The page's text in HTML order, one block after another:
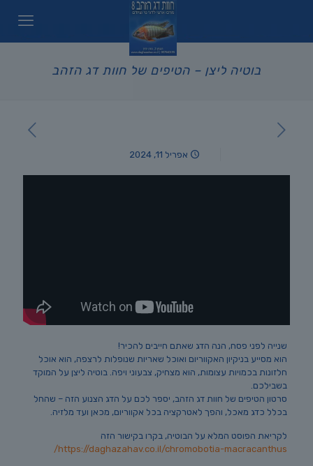
בוטיה ליצן – הטיפים של חוות דג הזהב
אפריל 11, 2024
שנייה לפני פסח, הנה הדג שאתם חייבים להכיר!
הוא מסייע בניקיון האקווריום ואוכל שאריות שנופלות לרצפה, הוא אוכל
חלזונות בכמויות עצומות, הוא מצחיק, צבעוני ויפה. בוטיה ליצן על המוקד
בשבילכם.
סרטון הטיפים של חוות דג הזהב, יספר לכם על הדג הצנוע הזה – שהחל
בכלל כדג מאכל, והפך לאטרקציה בכל אקווריום, מכאן ועד מלזיה.
לקריאת הפוסט המלא על הבוטיה, בקרו בקישור הזה
https://daghazahav.co.il/chromobotia-macracanthus/